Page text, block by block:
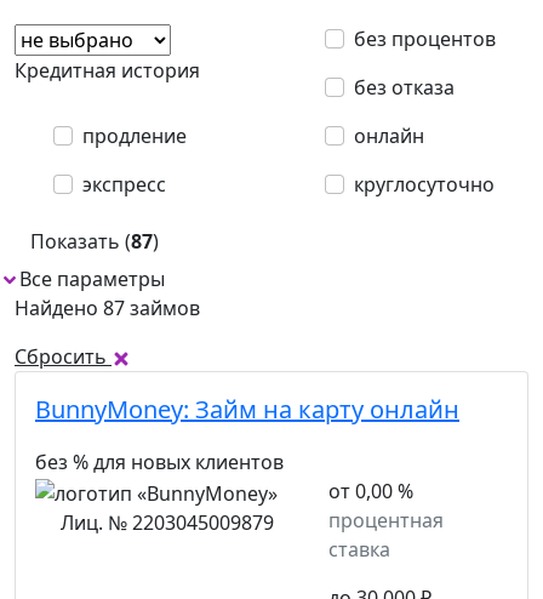
Кредитная история
без процентов
без отказа
продление
экспресс
онлайн
круглосуточно
Показать (87)
Все параметры
Найдено 87 займов
Сбросить
BunnyMoney: Займ на карту онлайн
без % для новых клиентов
Лиц. № 2203045009879
от 0,00 %
процентная
ставка